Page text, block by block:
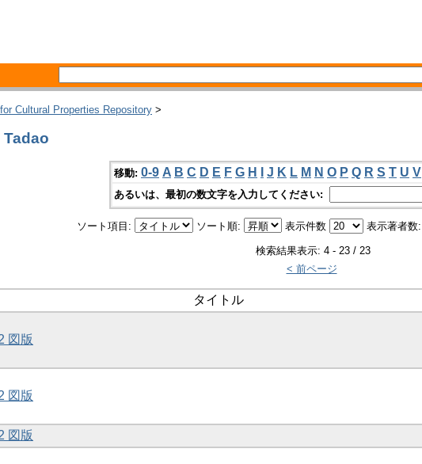
Cultural Properties Repository >
Tadao
移動: 0-9 A B C D E F G H J K L M N O P Q R S T U V
あるいは、最初の数文字を入力してください:
ソート項目: ソート順: 表示件数 表示著者数:
検索結果表示: 4 - 23 / 23
< 前ページ
タイトル
図版
図版
図版